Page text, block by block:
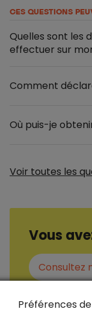
CES QUESTIONS
Quelles sont les
effectuer sur
Comment
Où puis-je
Voir toutes les
Vous
Consultez
Préférences